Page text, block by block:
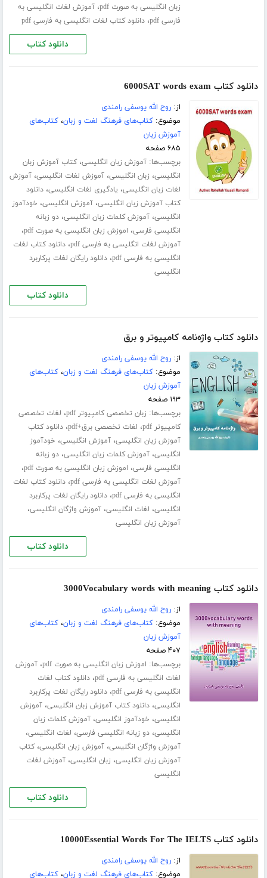
زبان انگلیسی به صورت pdf
،آموزش لغات انگلیسی به
فارسی pdf
،دانلود کتاب لغات انگلیسی به فارسی pdf
دانلود کتاب
دانلود کتاب 6000SAT words exam
از:روح الله یوسفی رامندی
موضوع:کتاب‌های فرهنگ لغت و زبان،کتاب‌های
آموزش زبان
۶۸۵ صفحه
برچسب‌ها:آموزش زبان انگلیسی،کتاب آموزش زبان
انگلیسی، زبان انگلیسی،آموزش لغات انگلیسی،آموزش
لغات زبان انگلیسی، یادگیری لغات انگلیسی،دانلود
کتاب آموزش زبان انگلیسی،آموزش انگلیسی، خودآموز
انگلیسی،آموزش کلمات زبان انگلیسی،دو زبانه
انگلیسی فارسی، اموزش زبان انگلیسی به صورت pdf ،
آموزش لغات انگلیسی به فارسی pdf ،دانلود کتاب لغات
انگلیسی به فارسی pdf
،دانلود رایگان لغات پرکاربرد
انگلیسی
دانلود کتاب
دانلود کتاب واژه‌نامه کامپیوتر و برق
از:روح الله یوسفی رامندی
موضوع:کتاب‌های فرهنگ لغت و زبان،کتاب‌های
آموزش زبان
۱۹۳ صفحه
برچسب‌ها: زبان تخصصی کامپیوتر pdf ، لغات تخصصی
کامپیوتر pdf
، لغات تخصصی برق+pdf ،دانلود کتاب
آموزش زبان انگلیسی،آموزش انگلیسی، خودآموز
انگلیسی،آموزش کلمات زبان انگلیسی،دو زبانه
انگلیسی فارسی، اموزش زبان انگلیسی به صورت pdf ،
آموزش لغات انگلیسی به فارسی pdf ،دانلود کتاب لغات
انگلیسی به فارسی pdf
،دانلود رایگان لغات پرکاربرد
انگلیسی، لغات انگلیسی،آموزش واژگان انگلیسی،
آموزش زبان انگلیسی
دانلود کتاب
دانلود کتاب 3000Vocabulary words with meaning
از:روح الله یوسفی رامندی
موضوع:کتاب‌های فرهنگ لغت و زبان،کتاب‌های
آموزش زبان
۴۰۷ صفحه
برچسب‌ها: اموزش زبان انگلیسی به صورت pdf ،آموزش
لغات انگلیسی به فارسی pdf
،دانلود کتاب لغات
انگلیسی به فارسی pdf
،دانلود رایگان لغات پرکاربرد
انگلیسی،دانلود کتاب آموزش زبان انگلیسی،آموزش
انگلیسی، خودآموز انگلیسی،آموزش کلمات زبان
انگلیسی،دو زبانه انگلیسی فارسی، لغات انگلیسی،
آموزش واژگان انگلیسی،آموزش زبان انگلیسی،کتاب
آموزش زبان انگلیسی، زبان انگلیسی،آموزش لغات
انگلیسی
دانلود کتاب
دانلود کتاب 10000Essential Words For The IELTS
از:روح الله یوسفی رامندی
موضوع:کتاب‌های فرهنگ لغت و زبان،کتاب‌های